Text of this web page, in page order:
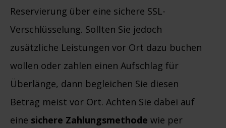
Reservierung über eine sichere SSL-
Verschlüsselung. Sollten Sie jedoch
zusätzliche Leistungen vor Ort dazu buchen
wollen oder zahlen einen Aufschlag für
Überlänge, dann begleichen Sie diesen
Betrag meist vor Ort. Achten Sie dabei auf
eine sichere Zahlungsmethode wie per